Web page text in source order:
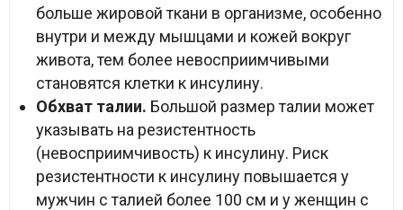
больше жировой ткани в организме, особенно
внутри и между мышцами и кожей вокруг
живота, тем более невосприимчивыми
становятся клетки к инсулину.
Обхват талии. Большой размер талии может
указывать на резистентность
(невосприимчивость) к инсулину. Риск
резистентности к инсулину повышается у
мужчин с талией более 100 см и у женщин с